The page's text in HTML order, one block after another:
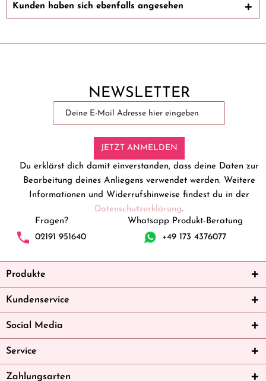
Kunden haben sich ebenfalls angesehen
NEWSLETTER
JETZT ANMELDEN
Du erklärst dich damit einverstanden, dass deine Daten zur
Bearbeitung deines Anliegens verwendet werden. Weitere
Informationen und Widerrufshinweise findest du in der
Datenschutzerklärung.
Fragen?
02191 951640
Whatsapp Produkt-Beratung
+49 173 4376077
Produkte
Kundenservice
Social Media
Service
Zahlungsarten